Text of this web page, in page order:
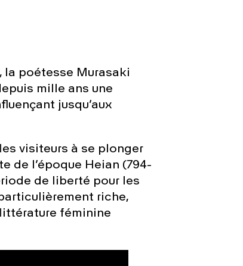
la poétesse Murasaki
mille ans une
jusqu’aux
visiteurs à se plonger
de l’époque Heian (794-
de liberté pour les
riche,
féminine